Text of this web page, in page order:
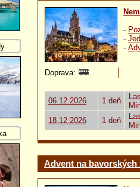
-
-
-
Doprava:
06.12.2026 1 deň
18.12.2026
1 deň
Advent na bavorských